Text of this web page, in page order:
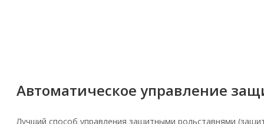
Автоматическое управление
Лучший способ управления защитными рольставнями